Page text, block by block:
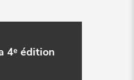
4ᵉ édition